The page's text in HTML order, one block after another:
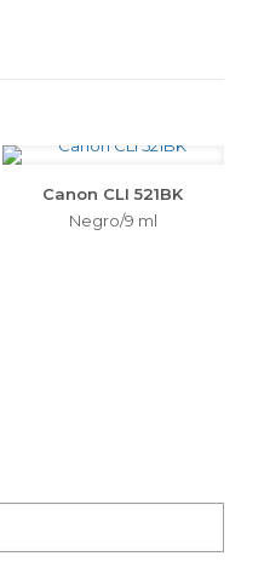
Canon CLI 521BK
Negro/9 ml